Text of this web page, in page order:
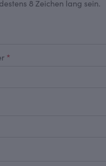
8 Zeichen lang sein.
*